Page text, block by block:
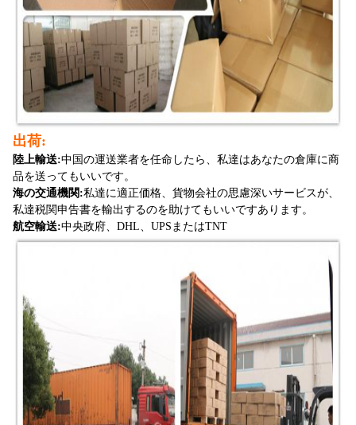
出荷:
陸上輸送:中国の運送業者を任命したら、私達はあなたの倉庫に商
品を送ってもいいです。
海の交通機関:私達に適正価格、貨物会社の思慮深いサービスが、
私達税関申告書を輸出するのを助けてもいいですあります。
航空輸送:中央政府、DHL、UPSまたはTNT